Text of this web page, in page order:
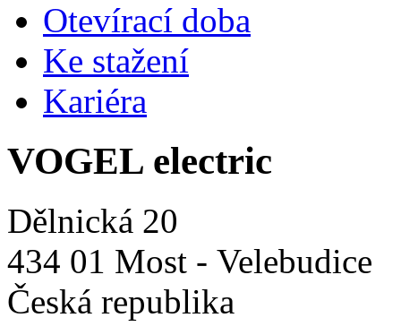
Otevírací doba
Ke stažení
Kariéra
VOGEL electric
Dělnická 20
434 01 Most - Velebudice
Česká republika